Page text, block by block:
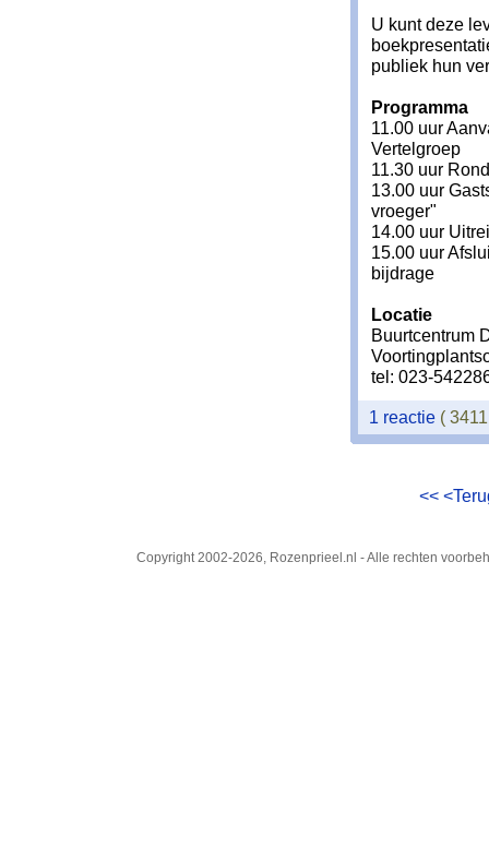
U kunt deze
publiek hun
Programma
11.00 uur
Vertelgroep
11.30 uur
13.00 uur
vroeger"
14.00 uur
15.00 uur
bijdrage
Locatie
Buurtcentrum
tel: 023-
1 reactie (
<<
Copyright 2002-2026, Rozenprieel.nl - Alle rechten